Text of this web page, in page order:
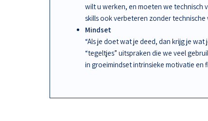
wilt u werken, en moeten we technisch
skills ook verbeteren zonder technische
Mindset
“Als je doet wat je deed, dan krijg je wat
“tegeltjes” uitspraken die we veel
in groeimindset intrinsieke motivatie en